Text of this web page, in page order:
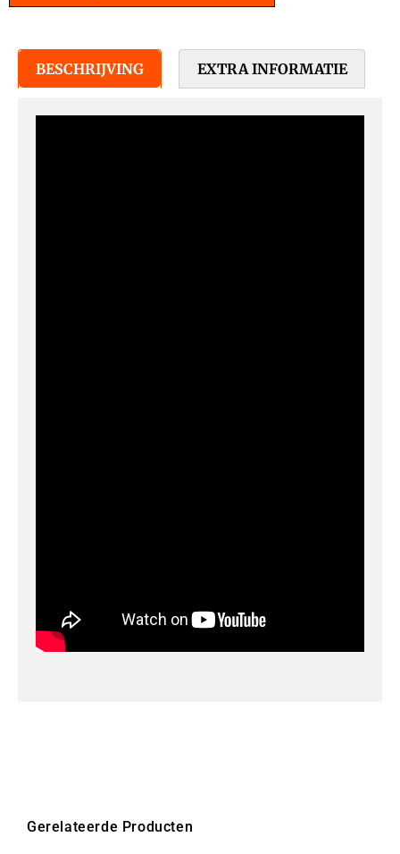
BESCHRIJVING EXTRA INFORMATIE
Gerelateerde Producten